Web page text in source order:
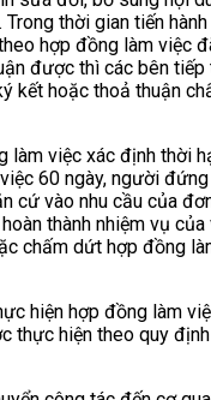
thời gian tiến
hợp đồng làm việc
được thì các bên
kết hoặc thoả thuận
làm việc xác định thời
60 ngày, người
cứ vào nhu cầu của
thành nhiệm vụ
chấm dứt hợp đồng
hiện hợp đồng làm
thực hiện theo quy